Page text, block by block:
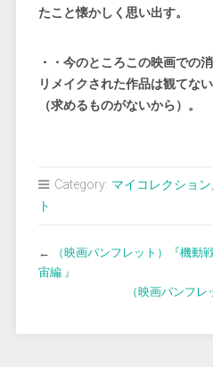
たこと懐かしく思い出す。
・・今のところこの映画での
リメイクされた作品は観てな
（求めるものがないから）。
Category: マイコレクション,
ト
←
（映画パンフレット）『機動
宙編 』
（映画パンフ